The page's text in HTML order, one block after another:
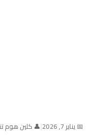
📅 يناير 7, 2026 |👤 كلين هوم